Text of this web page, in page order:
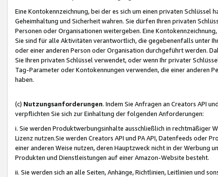
Eine Kontokennzeichnung, bei der es sich um einen privaten
Geheimhaltung und Sicherheit wahren. Sie dürfen Ihren privaten
Personen oder Organisationen weitergeben. Eine
Sie sind für alle Aktivitäten verantwortlich, die gegebenenfalls unter
oder einer anderen Person oder Organisation durchgeführt werden.
Sie Ihren privaten Schlüssel verwendet, oder wenn Ihr privater
Tag-Parameter oder Kontokennungen verwenden, die einer anderen
haben.
(c) Nutzungsanforderungen. Indem Sie Anfragen an Creators API
verpflichten Sie sich zur Einhaltung der folgenden Anforderungen:
i. Sie werden Produktwerbungsinhalte ausschließlich in rechtmäßiger
Lizenz nutzen.Sie werden Creators API und PA API, Datenfeeds oder
einer anderen Weise nutzen, deren Hauptzweck nicht in der Werbung
Produkten und Dienstleistungen auf einer Amazon-Website besteht.
ii. Sie werden sich an alle Seiten, Anhänge, Richtlinien, Leitlinien und